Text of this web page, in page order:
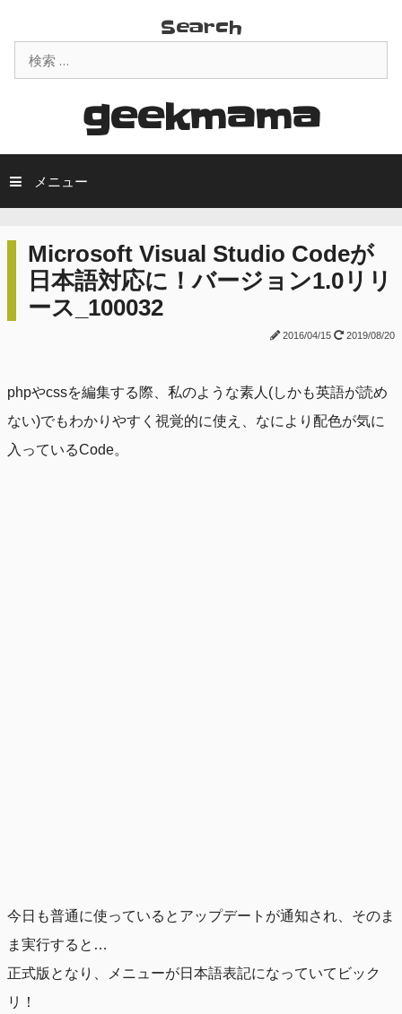
ッ
Search
索:
geekmama
メニュー
Microsoft Visual Studio Codeが
日本語対応に！バージョン1.0リリ
ース_100032
2016/04/15 2019/08/20
phpやcssを編集する際、私のような素人(しかも英語が読め
ない)でもわかりやすく視覚的に使え、なにより配色が気に
入っているCode。
今日も普通に使っているとアップデートが通知され、そのま
ま実行すると…
正式版となり、メニューが日本語表記になっていてビック
リ！